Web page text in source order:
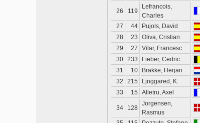
26 119
Lefrancois,
Charles
27 44 Pujols, David
28
23 Oliva, Cristian
29
27 Vilar, Francesc
30 233 Lieber, Cedric
31
10 Brakke, Herjan
32
215 Ljnggared, K.
33
15 Alletru, Axel
34 128
Jorgensen,
Rasmus